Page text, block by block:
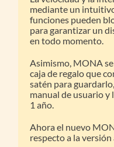
mediante un
funciones pueden
para garantizar un
en todo momento.
Asimismo, MONA
caja de regalo que
satén para
manual de usuario y
1 año.
Ahora el nuevo
respecto a la